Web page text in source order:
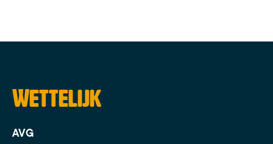
Wettelijk
AVG